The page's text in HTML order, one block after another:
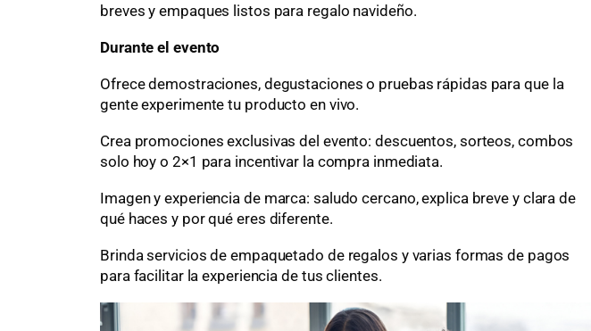
breves y empaques listos para regalo navideño.
Durante el evento
Ofrece demostraciones, degustaciones o pruebas rápidas para que la
gente experimente tu producto en vivo.
Crea promociones exclusivas del evento: descuentos, sorteos, combos
solo hoy o 2×1 para incentivar la compra inmediata.
Imagen y experiencia de marca: saludo cercano, explica breve y clara de
qué haces y por qué eres diferente.
Brinda servicios de empaquetado de regalos y varias formas de pagos
para facilitar la experiencia de tus clientes.